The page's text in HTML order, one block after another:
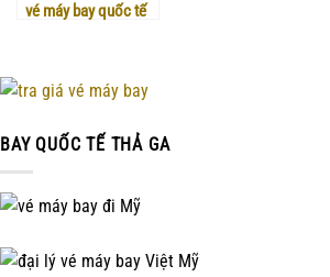
vé máy bay quốc tế
BAY QUỐC TẾ THẢ GA